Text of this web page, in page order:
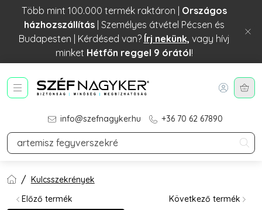
Több mint 100.000 termék raktáron | Országos
házhozszállítás| Személyes átvétel Pécsen és
Budapesten | Kérdésed van? Írj nekünk, vagy hívj
minket Hétfőn reggel 9 órától!
info@szefnagyker.hu +36 70 62 67890
A
Kulcsszekrények
Előző termék
Következő termék